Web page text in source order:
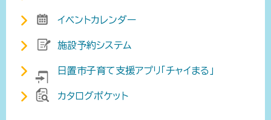
イベントカレンダー
施設予約システム
日置市子育て支援アプリ「チャイまる」
カタログポケット